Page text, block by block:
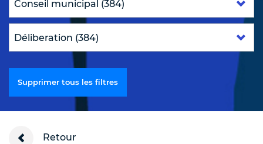
Supprimer tous les filtres
Retour